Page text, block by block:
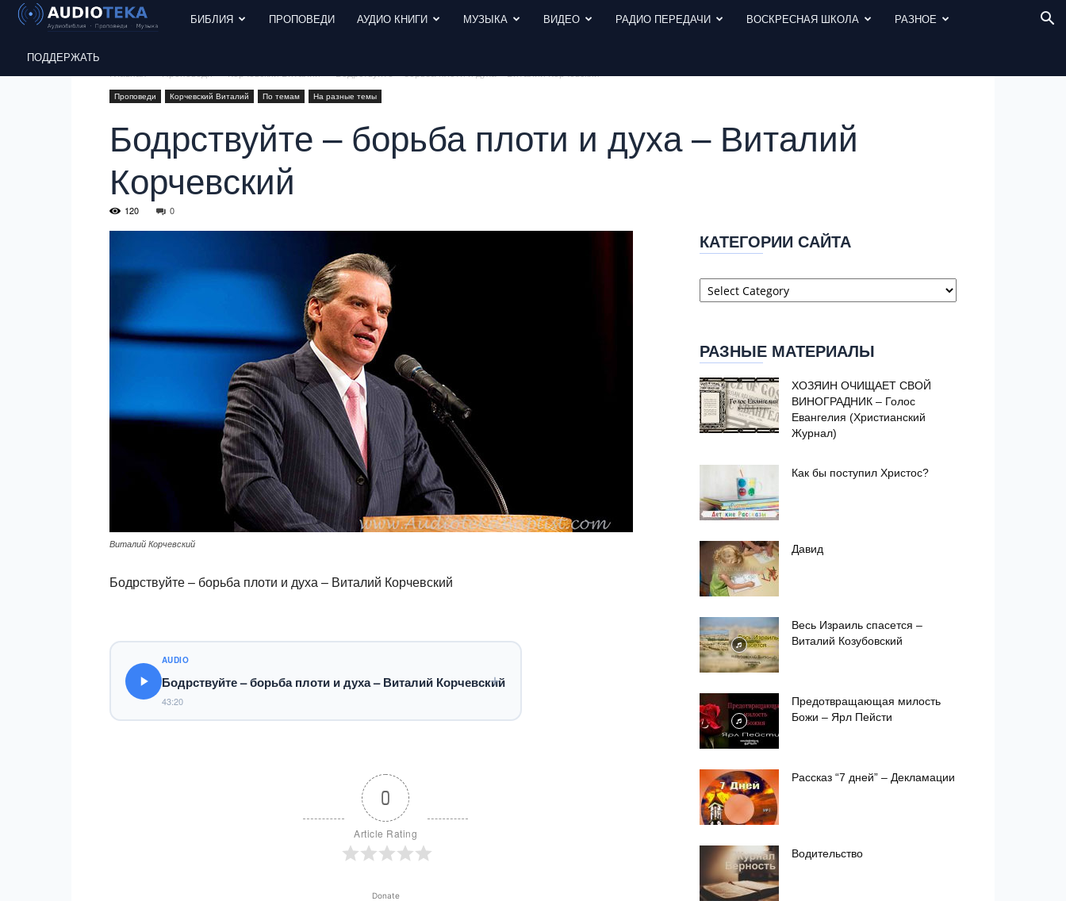
БИБЛИЯ ПРОПОВЕДИ АУДИО КНИГИ МУЗЫКА ВИДЕО РАДИО ПЕРЕДАЧИ ВОСКРЕСНАЯ ШКОЛА РАЗНОЕ
ПОДДЕРЖАТЬ
Проповеди Корчевский Виталий По темам На разные темы
Бодрствуйте – борьба плоти и духа – Виталий
Корчевский
120 0
Виталий Корчевский
Бодрствуйте – борьба плоти и духа – Виталий Корчевский
AUDIO
Бодрствуйте – борьба плоти и духа – Виталий Корчевский
43:20
0
Article Rating
Donate
КАТЕГОРИИ САЙТА
Категории
сайта
РАЗНЫЕ МАТЕРИАЛЫ
ХОЗЯИН ОЧИЩАЕТ СВОЙ
ВИНОГРАДНИК – Голос
Евангелия (Христианский
Журнал)
Как бы поступил Христос?
Давид
Весь Израиль спасется –
Виталий Козубовский
Предотвращающая милость
Божи – Ярл Пейсти
Рассказ “7 дней” – Декламации
Водительство